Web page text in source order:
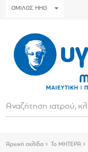
ΟΜΙΛΟΣ HHG
Αρχική σελίδα Το ΜΗΤΕΡΑ